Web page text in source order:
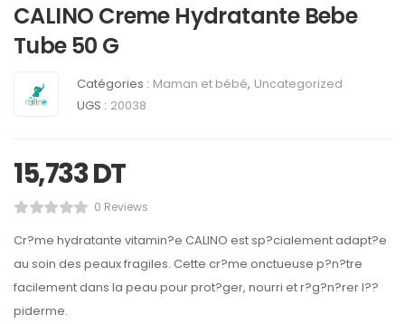
CALINO Creme Hydratante Bebe
Tube 50 G
Catégories : Maman et bébé, Uncategorized
UGS : 20038
15,733DT
0 Reviews
Cr?me hydratante vitamin?e CALINO est sp?cialement adapt?e
au soin des peaux fragiles. Cette cr?me onctueuse p?n?tre
facilement dans la peau pour prot?ger, nourri et r?g?n?rer l??
piderme.